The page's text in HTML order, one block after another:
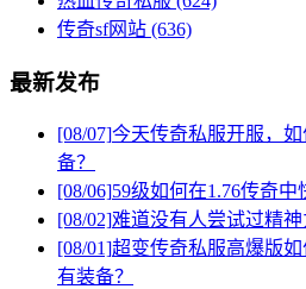
传奇sf网站 (636)
最新发布
[08/07]今天传奇私服开服，
备？
[08/06]59级如何在1.76传奇中
[08/02]难道没有人尝试过精神
[08/01]超变传奇私服高爆版
有装备？